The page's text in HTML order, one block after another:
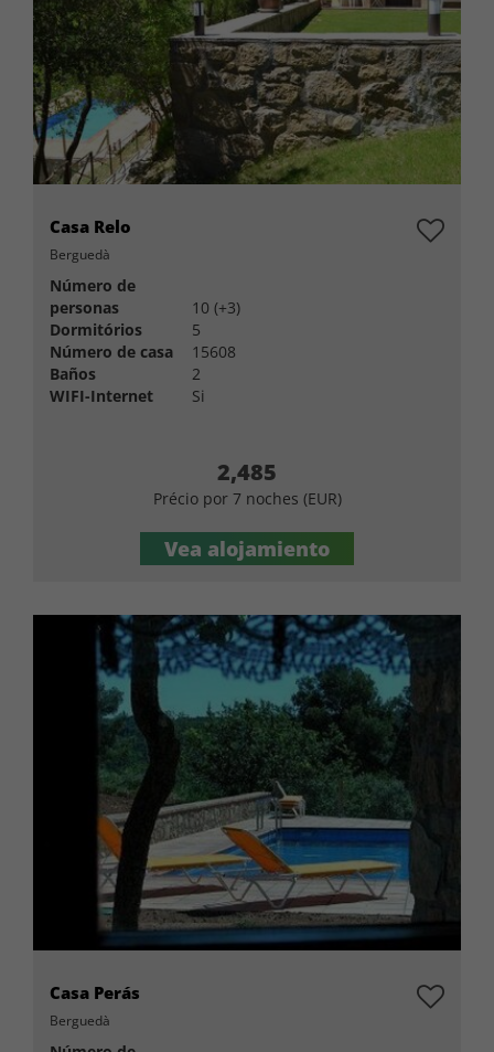
Casa Relo
Berguedà
Número de
personas
10 (+3)
Dormitórios
5
Número de casa
15608
Baños
2
WIFI-Internet
Si
2,485
Précio por 7 noches (EUR)
Vea alojamiento
Casa Perás
Berguedà